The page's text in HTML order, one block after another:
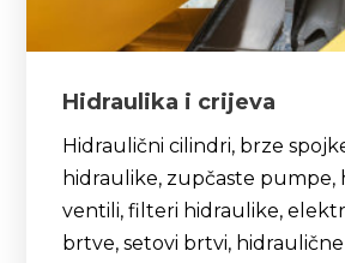
Hidraulika i crijeva
Hidraulični cilindri, brze
hidraulike, zupčaste pumpe,
ventili, filteri hidraulike,
brtve, setovi brtvi,